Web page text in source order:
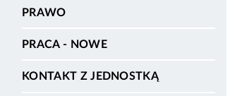
PRAWO
PRACA - NOWE
KONTAKT Z JEDNOSTKĄ